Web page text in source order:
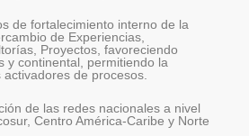
de fortalecimiento interno de la
de Experiencias,
Proyectos, favoreciendo
y continental, permitiendo la
de procesos.
de las redes nacionales a nivel
Centro América-Caribe y Norte